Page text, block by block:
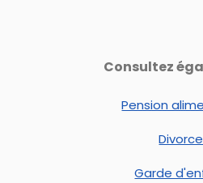
Consultez
Pension
Divorce
Garde